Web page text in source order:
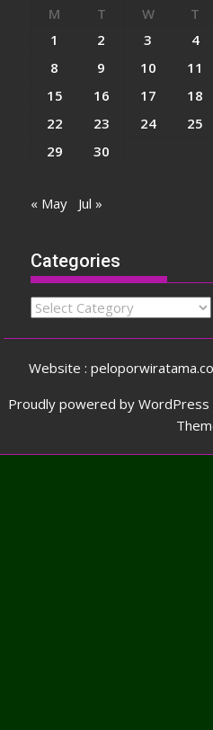
M T W T
1
2 3 4
8
9 10 11
15
16 17 18
22
23 24 25
29
30
« May Jul »
Categories
Categories
Website :
Proudly powered by WordPress